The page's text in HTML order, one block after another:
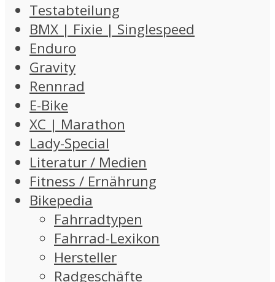
Testabteilung
BMX | Fixie | Singlespeed
Enduro
Gravity
Rennrad
E-Bike
XC | Marathon
Lady-Special
Literatur / Medien
Fitness / Ernährung
Bikepedia
Fahrradtypen
Fahrrad-Lexikon
Hersteller
Radgeschäfte